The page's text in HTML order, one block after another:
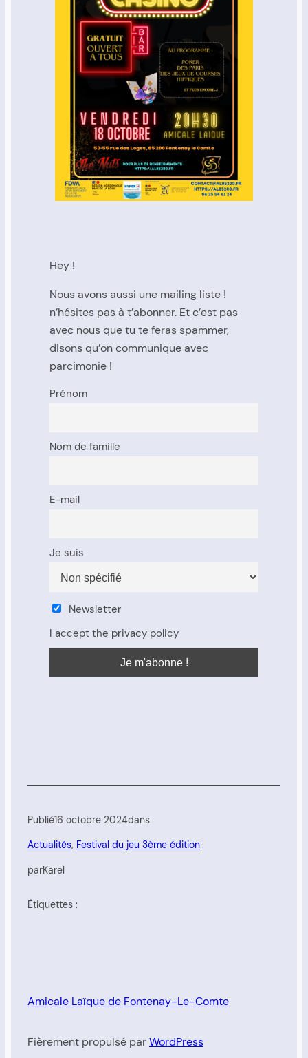
Hey !
Nous avons aussi une mailing liste !
n’hésites pas à t’abonner. Et c’est pas
avec nous que tu te feras spammer,
disons qu’on communique avec
parcimonie !
Prénom
Nom de famille
E-mail
Je suis
Newsletter
I accept the privacy policy
Publié16 octobre 2024dans
Actualités, Festival du jeu 3ème édition
parKarel
Étiquettes :
Amicale Laïque de Fontenay-Le-Comte
Fièrement propulsé parWordPress